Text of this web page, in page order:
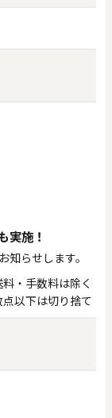
お問い合わせ
実施！
らせします。
・手数料は除く
以下は切り捨て